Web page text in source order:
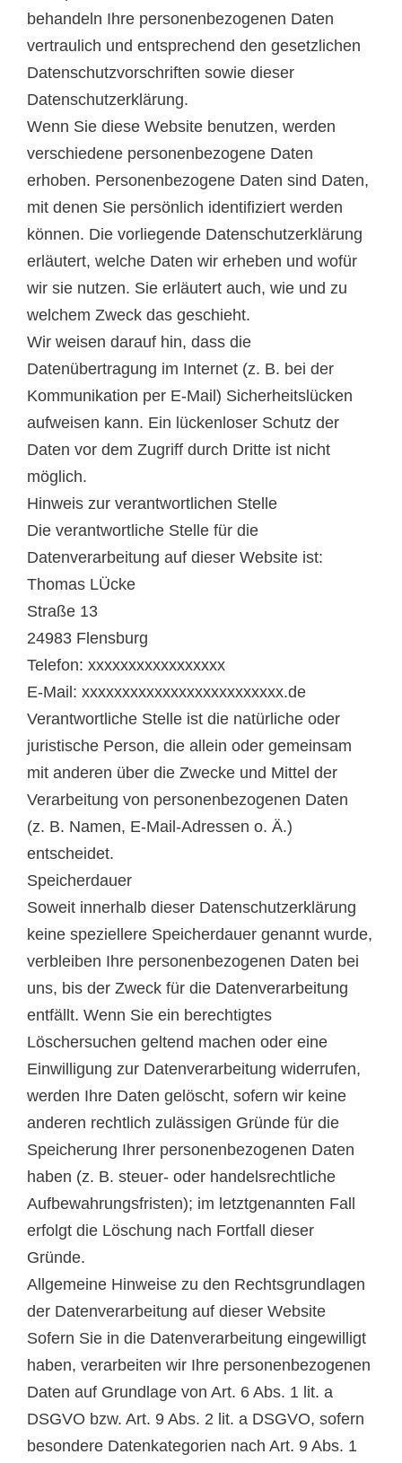
behandeln Ihre personenbezogenen Daten
vertraulich und entsprechend den gesetzlichen
Datenschutzvorschriften sowie dieser
Datenschutzerklärung.
Wenn Sie diese Website benutzen, werden
verschiedene personenbezogene Daten
erhoben. Personenbezogene Daten sind Daten,
mit denen Sie persönlich identifiziert werden
können. Die vorliegende Datenschutzerklärung
erläutert, welche Daten wir erheben und wofür
wir sie nutzen. Sie erläutert auch, wie und zu
welchem Zweck das geschieht.
Wir weisen darauf hin, dass die
Datenübertragung im Internet (z. B. bei der
Kommunikation per E-Mail) Sicherheitslücken
aufweisen kann. Ein lückenloser Schutz der
Daten vor dem Zugriff durch Dritte ist nicht
möglich.
Hinweis zur verantwortlichen Stelle
Die verantwortliche Stelle für die
Datenverarbeitung auf dieser Website ist:
Thomas LÜcke
Straße 13
24983 Flensburg
Telefon: xxxxxxxxxxxxxxxxx
E-Mail: xxxxxxxxxxxxxxxxxxxxxxxxx.de
Verantwortliche Stelle ist die natürliche oder
juristische Person, die allein oder gemeinsam
mit anderen über die Zwecke und Mittel der
Verarbeitung von personenbezogenen Daten
(z. B. Namen, E-Mail-Adressen o. Ä.)
entscheidet.
Speicherdauer
Soweit innerhalb dieser Datenschutzerklärung
keine speziellere Speicherdauer genannt wurde,
verbleiben Ihre personenbezogenen Daten bei
uns, bis der Zweck für die Datenverarbeitung
entfällt. Wenn Sie ein berechtigtes
Löschersuchen geltend machen oder eine
Einwilligung zur Datenverarbeitung widerrufen,
werden Ihre Daten gelöscht, sofern wir keine
anderen rechtlich zulässigen Gründe für die
Speicherung Ihrer personenbezogenen Daten
haben (z. B. steuer- oder handelsrechtliche
Aufbewahrungsfristen); im letztgenannten Fall
erfolgt die Löschung nach Fortfall dieser
Gründe.
Allgemeine Hinweise zu den Rechtsgrundlagen
der Datenverarbeitung auf dieser Website
Sofern Sie in die Datenverarbeitung eingewilligt
haben, verarbeiten wir Ihre personenbezogenen
Daten auf Grundlage von Art. 6 Abs. 1 lit. a
DSGVO bzw. Art. 9 Abs. 2 lit. a DSGVO, sofern
besondere Datenkategorien nach Art. 9 Abs. 1